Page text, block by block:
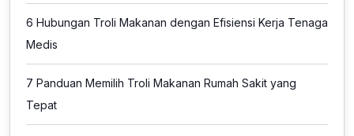
6 Hubungan Troli Makanan dengan Efisiensi Kerja Tenaga
Medis
7 Panduan Memilih Troli Makanan Rumah Sakit yang
Tepat